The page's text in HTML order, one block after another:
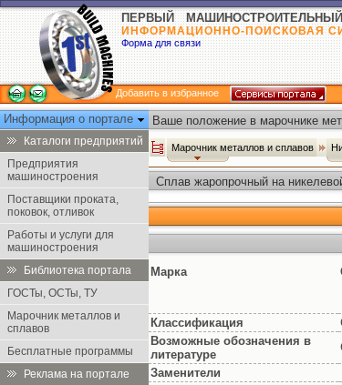
ПЕРВЫЙ
ИНФОРМАЦИОННО-ПОИСКОВАЯ
Форма для связи
Добавить в избранное
Информация о портале
Каталоги предприятий
Предприятия
машиностроения
Поставщики проката,
поковок, отливок
Работы и услуги для
машиностроения
Библиотека портала
ГОСТы, ОСТы, ТУ
Марочник металлов и
сплавов
Бесплатные программы
Реклама на портале
Ваше положение в марочнике
Марочник металлов и сплавов
Сплав жаропрочный на
Марка
Классификация
Возможные обозначения в
литературе
Заменители